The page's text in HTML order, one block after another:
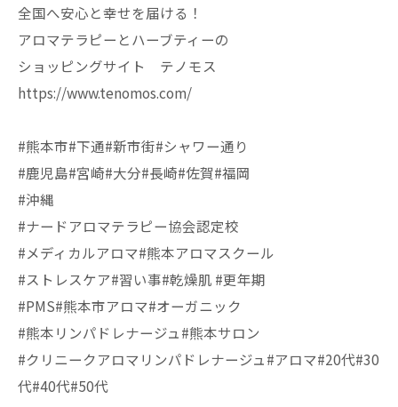
全国へ安心と幸せを届ける！
アロマテラピーとハーブティーの
ショッピングサイト テノモス
https://www.tenomos.com/
#熊本市#下通#新市街#シャワー通り
#鹿児島#宮崎#大分#長崎#佐賀#福岡
#沖縄
#ナードアロマテラピー協会認定校
#メディカルアロマ#熊本アロマスクール
#ストレスケア#習い事#乾燥肌 #更年期
#PMS#熊本市アロマ#オーガニック
#熊本リンパドレナージュ#熊本サロン
#クリニークアロマリンパドレナージュ#アロマ#20代#30
代#40代#50代